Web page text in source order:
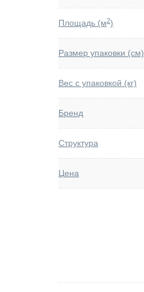
Площадь (м2)
Размер упаковки (см)
Вес с упаковкой (кг)
Бренд
Структура
Цена